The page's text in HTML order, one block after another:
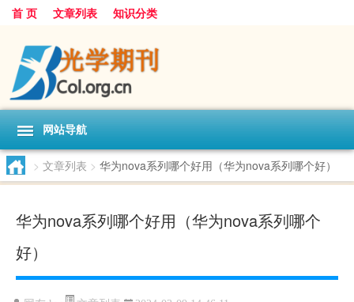
首 页 文章列表 知识分类
网站导航
> 文章列表 > 华为nova系列哪个好用（华为nova系列哪个好）
华为nova系列哪个好用（华为nova系列哪个
好）